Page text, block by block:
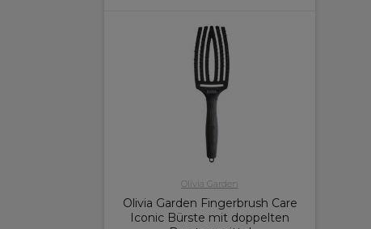
Olivia Garden
Olivia Garden Fingerbrush Care
Iconic Bürste mit doppelten